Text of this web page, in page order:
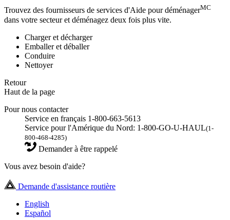
Trouvez des fournisseurs de services d'Aide pour déménagerMC
dans votre secteur et déménagez deux fois plus vite.
Charger et décharger
Emballer et déballer
Conduire
Nettoyer
Retour
Haut de la page
Pour nous contacter
Service en français 1-800-663-5613
Service pour l'Amérique du Nord: 1-800-GO-U-HAUL(1-
800-468-4285)
Demander à être rappelé
Vous avez besoin d'aide?
Demande d'assistance routière
English
Español